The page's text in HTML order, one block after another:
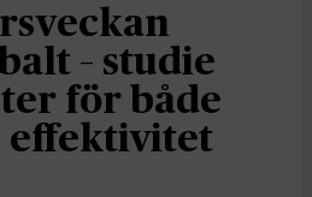
– studie
för både
effektivitet